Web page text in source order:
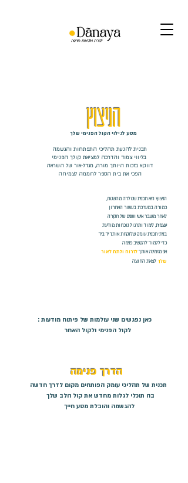
הניצוץ
מסע לגילוי הקול הפנימי שלך
תכנית להנעת תהליכי התפתחות והגשמה
בליווי צמוד והדרכה למציאת קולך הפנימי
דווקא בזכות היותך מורה, מגדל-אור של השראה
הפכי את בית הספר לחממה לצמיחה
הניצוץ היא תכנית שנולדה מהשטח,
כמורה במערכת בעשור האחרון
לאחר משבר אישי ושנים של חקירה
עצמית, לימוד ותרגול נוכחות מודעת
בניתי תכנית עומק שלוקחת אותך יד ביד
כדי ללמוד להקשיב פנימה
​אני מזמינה אותךלזרוח ולתת לאור
שלך לצאת החוצה
כאן נפגשים שני עולמות של פיתוח מודעות :
לקול הפנימי ולקול האחר
הדרך פנימה
תכנית של תהליכי עומק הפותחים מקום לדרך חדשה
בה תוכלי לגלות מחדש את קול הלב שלך
להגשמה והובלת מסע חייך